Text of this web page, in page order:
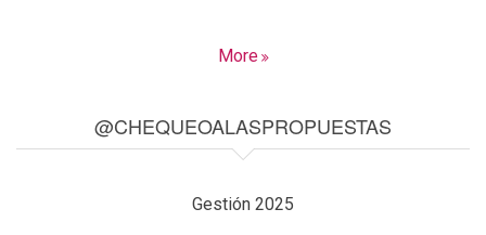
More
@CHEQUEOALASPROPUESTAS
Gestión 2025